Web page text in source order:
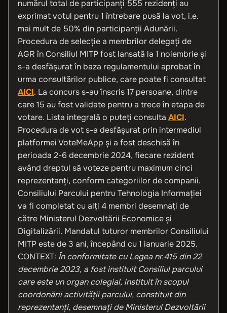
numărul total de participanți 555 rezidenți au
exprimat votul pentru 1 întrebare pusă la vot, i.e.
mai mult de 50% din participanții Adunării.
Procedura de selecție a membrilor delegați de
AGR în Consiliul MITP fost lansată la 1 noiembrie și
s-a desfășurat în baza regulamentului aprobat în
urma consultărilor publice, care poate fi consultat
AICI. La concurs s-au înscris 17 persoane, dintre
care 15 au fost validate pentru a trece în etapa de
votare. Lista integrală o puteți consulta AICI.
Procedura de vot s-a desfășurat prin intermediul
platformei VoteMeApp și a fost deschisă în
perioada 2-6 decembrie 2024, fiecare rezident
având dreptul să voteze pentru maximum cinci
reprezentanți, conform categoriilor de companii.
Consiliului Parcului pentru Tehnologia Informației
va fi completat cu alți 4 membri desemnați de
către Ministerul Dezvoltării Economice și
Digitalizării. Mandatul tuturor membrilor Consiliului
MITP este de 3 ani, începând cu 1 ianuarie 2025.
CONTEXT: În conformitate cu Legea nr.415 din 22
decembrie 2023, a fost instituit Consiliul parcului
care este un organ colegial, instituit în scopul
coordonării activităţii parcului, constituit din
reprezentanţi, desemnaţi de Ministerul Dezvoltării